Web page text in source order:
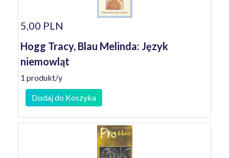
5,00 PLN
Hogg Tracy, Blau Melinda: Język
niemowląt
1 produkt/y
Dodaj do Koszyka